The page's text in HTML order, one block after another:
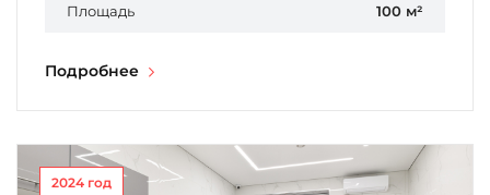
Площадь 100 м²
Подробнее
2024 год